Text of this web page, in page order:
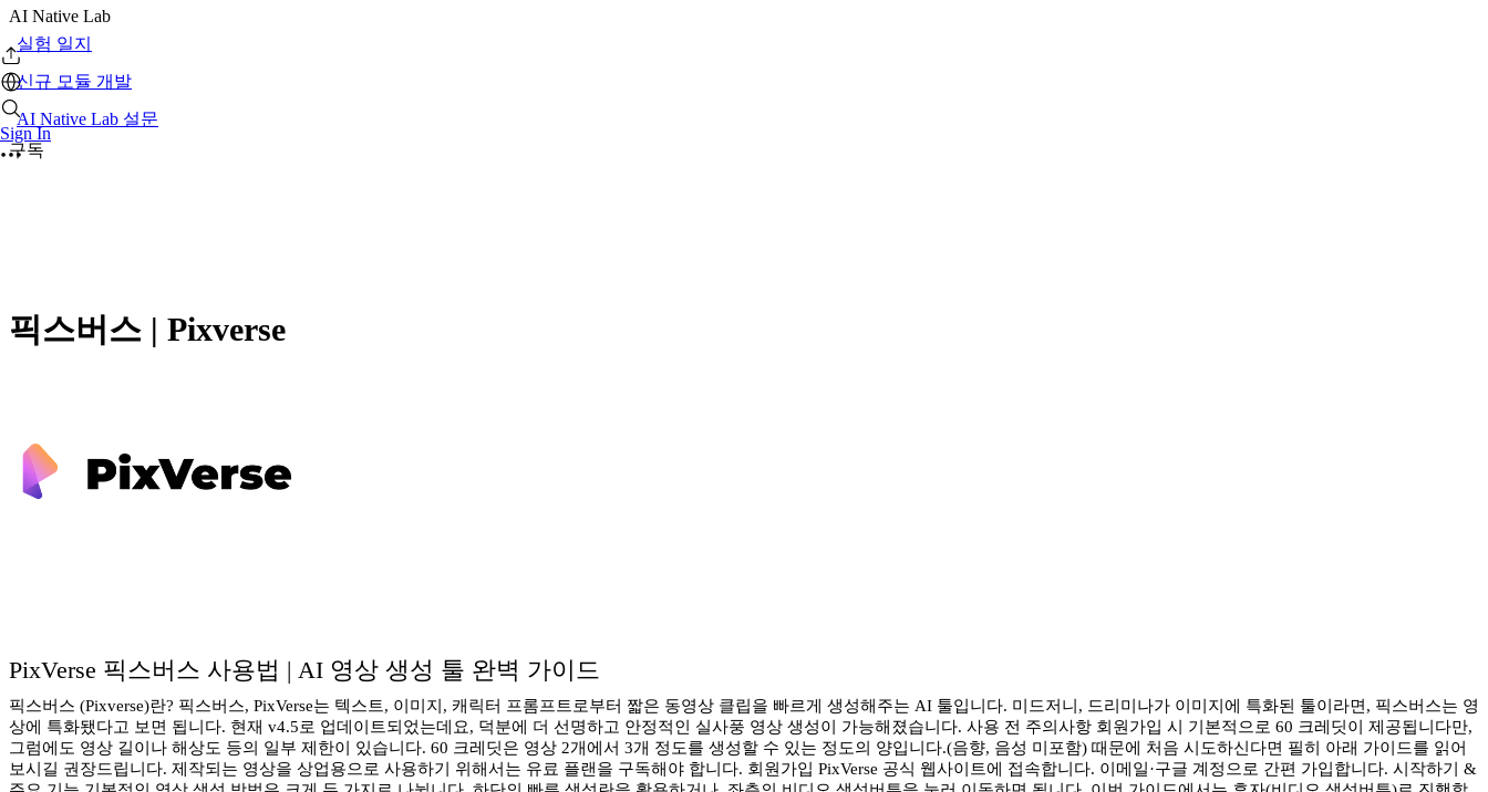
Sign In
AI Native Lab
실험 일지
신규 모듈 개발
AI Native Lab 설문
구독
픽스버스 | Pixverse
PixVerse 픽스버스 사용법 | AI 영상 생성 툴 완벽 가이드
픽스버스 (Pixverse)란? 픽스버스, PixVerse는 텍스트, 이미지, 캐릭터 프롬프트로부터 짧은 동영상 클립을 빠르게 생성해주는 AI 툴입니다. 미드저니, 드리미나가 이미지에 특화된 툴이라면, 픽스버스는 영
상에 특화됐다고 보면 됩니다. 현재 v4.5로 업데이트되었는데요, 덕분에 더 선명하고 안정적인 실사풍 영상 생성이 가능해졌습니다. 사용 전 주의사항 회원가입 시 기본적으로 60 크레딧이 제공됩니다만,
그럼에도 영상 길이나 해상도 등의 일부 제한이 있습니다. 60 크레딧은 영상 2개에서 3개 정도를 생성할 수 있는 정도의 양입니다.(음향, 음성 미포함) 때문에 처음 시도하신다면 필히 아래 가이드를 읽어
보시길 권장드립니다. 제작되는 영상을 상업용으로 사용하기 위해서는 유료 플랜을 구독해야 합니다. 회원가입 PixVerse 공식 웹사이트에 접속합니다. 이메일·구글 계정으로 간편 가입합니다. 시작하기 &